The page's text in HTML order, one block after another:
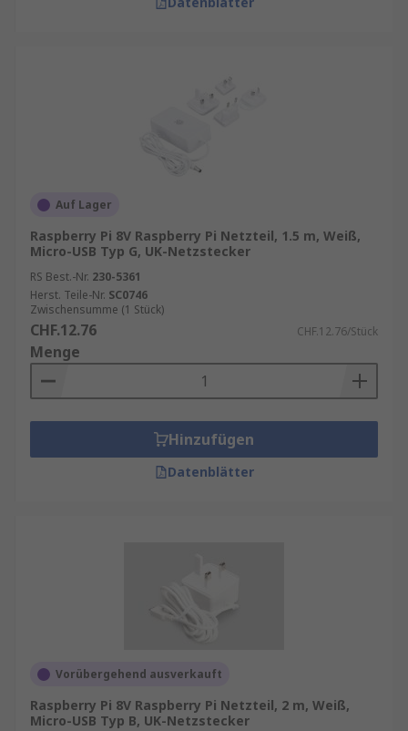
Auf Lager
Raspberry Pi 8V Raspberry Pi Netzteil, 1.5 m, Weiß,
Micro-USB Typ G, UK-Netzstecker
RS Best.-Nr. 230-5361
Herst. Teile-Nr. SC0746
Zwischensumme (1 Stück)
CHF.12.76 CHF.12.76/Stück
Menge
Hinzufügen
Datenblätter
Vorübergehend ausverkauft
Raspberry Pi 8V Raspberry Pi Netzteil, 2 m, Weiß,
Micro-USB Typ B, UK-Netzstecker